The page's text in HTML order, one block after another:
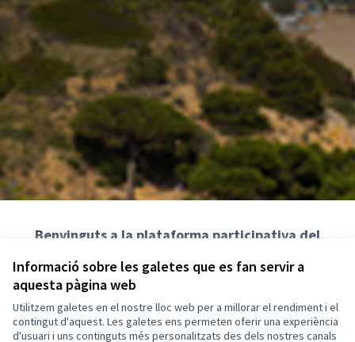
Informació sobre les galetes que es fan servir a
aquesta pàgina web
Utilitzem galetes en el nostre lloc web per a millorar el rendiment i el
contingut d'aquest. Les galetes ens permeten oferir una experiència
d'usuari i uns continguts més personalitzats des dels nostres canals
Benvinguts a la plataforma participativa del
Crear un compte